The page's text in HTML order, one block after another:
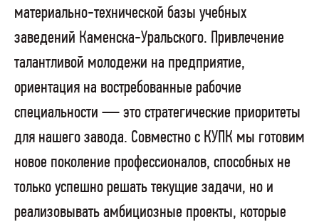
материально-технической базы учебных
заведений Каменска-Уральского. Привлечение
талантливой молодежи на предприятие,
ориентация на востребованные рабочие
специальности — это стратегические приоритеты
для нашего завода. Совместно с КУПК мы готовим
новое поколение профессионалов, способных не
только успешно решать текущие задачи, но и
реализовывать амбициозные проекты, которые